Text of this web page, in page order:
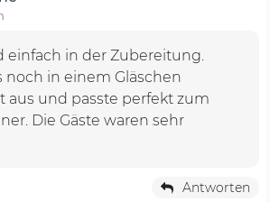
einfach in der Zubereitung.
noch in einem Gläschen
aus und passte perfekt zum
Die Gäste waren sehr
Antworten